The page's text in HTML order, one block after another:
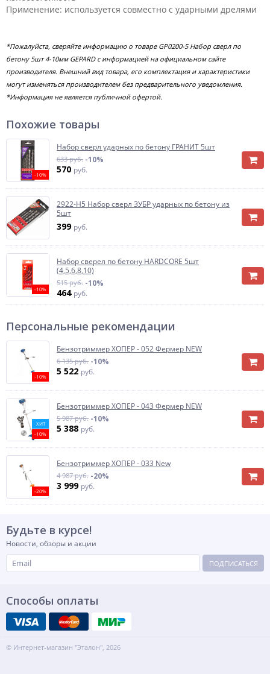
Применение: используется совместно с ударными дрелями
*Пожалуйста, сверяйте информацию о товаре GP0200-5 Набор сверл по
бетону 5шт 4-10мм GEPARD с информацией на официальном сайте
производителя. Внешний вид товара, его комплектация и характеристики
могут изменяться производителем без предварительного уведомления.
*Информация не является публичной офертой.
Похожие товары
-10%
Набор сверл ударных по бетону ГРАНИТ 5шт
633 руб. -10%
570 руб.
2922-H5 Набор сверл ЗУБР ударных по бетону из
5шт
399 руб.
-10%
Набор сверел по бетону HARDCORE 5шт
(4,5,6,8,10)
515 руб. -10%
464 руб.
Персональные рекомендации
-10%
Бензотриммер ХОПЕР - 052 Фермер NEW
6 135 руб. -10%
5 522 руб.
ХИТ
-10%
Бензотриммер ХОПЕР - 043 Фермер NEW
5 987 руб. -10%
5 388 руб.
-20%
Бензотриммер ХОПЕР - 033 New
4 987 руб. -20%
3 999 руб.
Будьте в курсе!
Новости, обзоры и акции
ПОДПИСАТЬСЯ
Способы оплаты
© Интернет-магазин "Эталон", 2026